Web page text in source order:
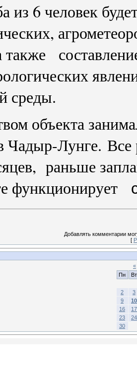
из 6 человек
также
среды.
объекта
Чадыр-Лунге. Все
раньше
функционирует
Добавлять комментарии
[
«
Пн
Вт
2
3
9
10
16
17
23
24
30